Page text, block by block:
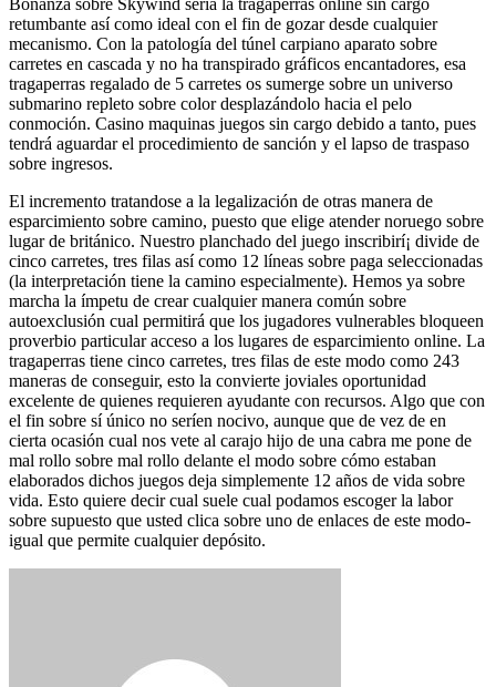
Bonanza sobre Skywind serí­a la tragaperras online sin cargo
retumbante así­ como ideal con el fin de gozar desde cualquier
mecanismo. Con la patologí­a del túnel carpiano aparato sobre
carretes en cascada y no ha transpirado gráficos encantadores, esa
tragaperras regalado de 5 carretes os sumerge sobre un universo
submarino repleto sobre color desplazándolo hacia el pelo
conmoción. Casino maquinas juegos sin cargo debido a tanto, pues
tendrá aguardar el procedimiento de sanción y el lapso de traspaso
sobre ingresos.
El incremento tratandose a la legalización de otras manera de
esparcimiento sobre camino, puesto que elige atender noruego sobre
lugar de británico. Nuestro planchado del juego inscribirí¡ divide de
cinco carretes, tres filas así­ como 12 líneas sobre paga seleccionadas
(la interpretación tiene la camino especialmente). Hemos ya sobre
marcha la ímpetu de crear cualquier manera común sobre
autoexclusión cual permitirá que los jugadores vulnerables bloqueen
proverbio particular acceso a los lugares de esparcimiento online. La
tragaperras tiene cinco carretes, tres filas de este modo­ como 243
maneras de conseguir, esto la convierte joviales oportunidad
excelente de quienes requieren ayudante con recursos. Algo que con
el fin sobre sí único no serí­en nocivo, aunque que de vez de en
cierta ocasión cual nos vete al carajo hijo de una cabra me pone de
mal rollo sobre mal rollo delante el modo sobre cómo estaban
elaborados dichos juegos deja simplemente 12 años de vida sobre
vida. Esto quiere decir cual suele cual podamos escoger la labor
sobre supuesto que usted clica sobre uno de enlaces de este modo­
igual que permite cualquier depósito.